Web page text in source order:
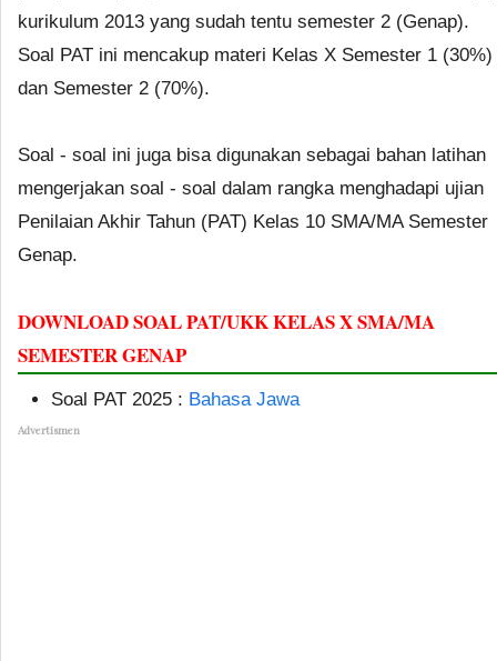
kurikulum 2013 yang sudah tentu semester 2 (Genap).
Soal PAT ini mencakup materi Kelas X Semester 1 (30%)
dan Semester 2 (70%).
Soal - soal ini juga bisa digunakan sebagai bahan latihan
mengerjakan soal - soal dalam rangka menghadapi ujian
Penilaian Akhir Tahun (PAT) Kelas 10 SMA/MA Semester
Genap.
DOWNLOAD SOAL PAT/UKK KELAS X SMA/MA
SEMESTER GENAP
Soal PAT 2025 : Bahasa Jawa
Advertismen